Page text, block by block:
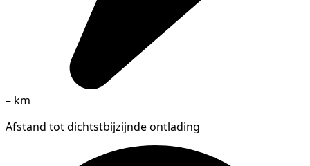
– km
Afstand tot dichtstbijzijnde ontlading